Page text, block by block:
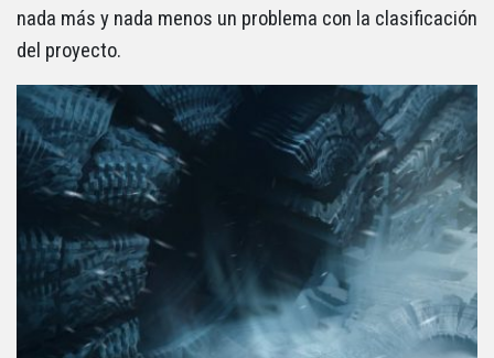
nada más y nada menos un problema con la clasificación
del proyecto.